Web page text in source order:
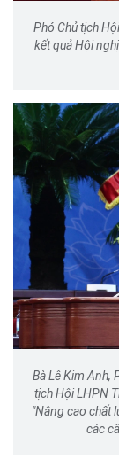
Phó Chủ tịch
kết quả Hội
Bà Lê Kim Anh,
tịch Hội LHPN
"Nâng cao chất
các